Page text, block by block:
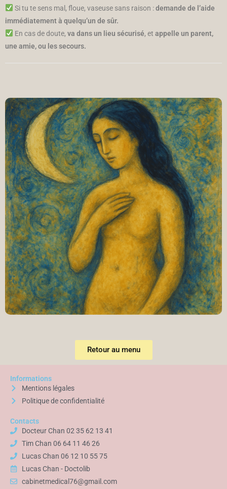
Si tu te sens mal, floue, vaseuse sans raison :demande de l’aide
immédiatement à quelqu’un de sûr.
En cas de doute, va dans un lieu sécurisé, et appelle un parent,
une amie, ou les secours.
Retour au menu
Informations
Mentions légales
Politique de confidentialité
Contacts
Docteur Chan 02 35 62 13 41
Tim Chan 06 64 11 46 26
Lucas Chan 06 12 10 55 75
Lucas Chan - Doctolib
cabinetmedical76@gmail.com